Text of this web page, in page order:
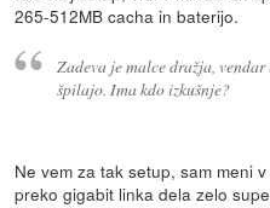
265-512MB cacha in baterijo.
Zadeva je malce dražja,
špilajo. Ima kdo izkušnje?
Ne vem za tak setup, sam meni
preko gigabit linka dela zelo